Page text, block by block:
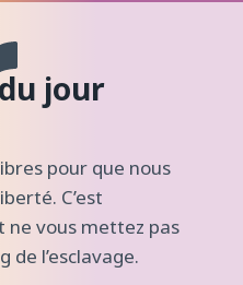
jour
pour que nous
C’est
ne vous mettez pas
de l’esclavage.